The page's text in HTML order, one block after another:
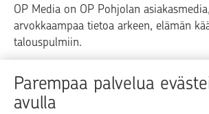
Parempaa palvelua
avulla
OP Media on OP Pohjolan
arvokkaampaa tietoa arkeen, elämän
talouspulmiin.
Raha Elämä
Blogit ja puheenvuorot